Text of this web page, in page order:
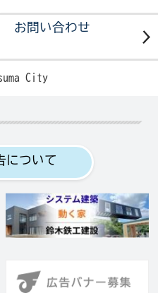
お問い合わせ
City
について